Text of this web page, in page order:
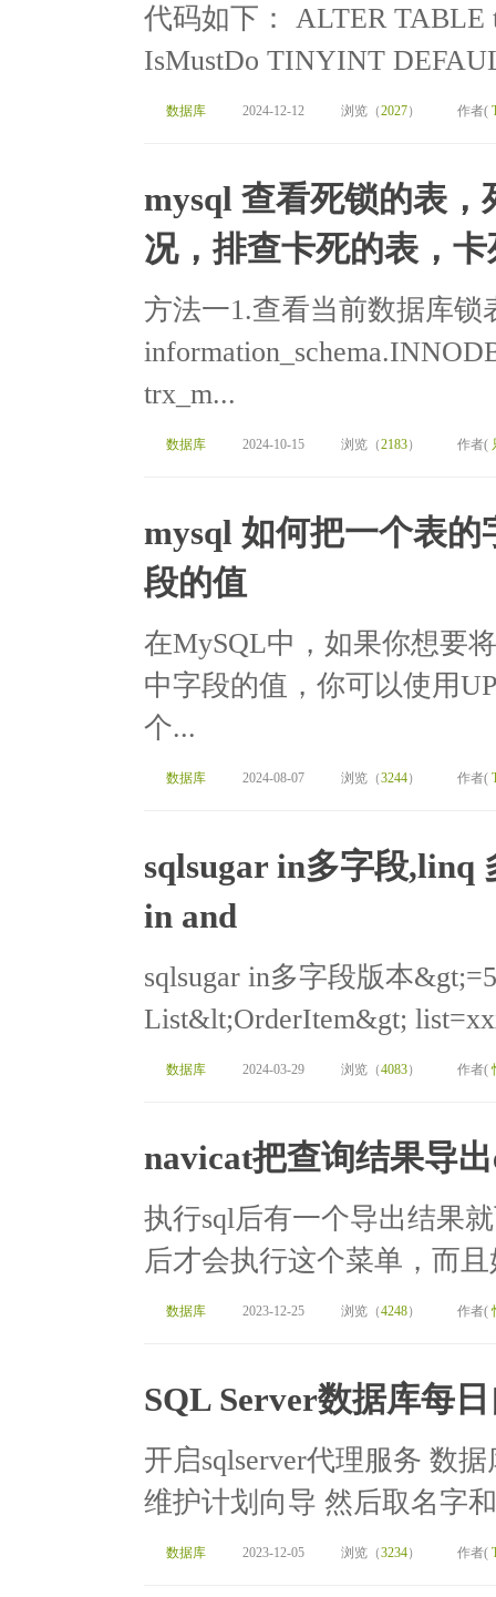
代码如下： ALTER TABLE
IsMustDo TINYINT
数据库 2024-12-12 浏览（2027） 作者(
mysql 查看死锁的表
况，排查卡死的表，
方法一1.查看当前数据库锁
trx_m...
数据库 2024-10-15 浏览（2183） 作者(
mysql 如何把一个表
段的值
在MySQL中，如果你想要
中字段的值，你可以使用
个...
数据库 2024-08-07 浏览（3244） 作者(
sqlsugar in多字段,linq
in and
sqlsugar in多字段版本
List&lt;OrderItem&gt;
数据库 2024-03-29 浏览（4083） 作者(
navicat把查询结果导
执行sql后有一个导出结果
后才会执行这个菜单，而
数据库 2023-12-25 浏览（4248） 作者(
SQL Server数据库每
开启sqlserver代理服务 数
维护计划向导 然后取名字
数据库 2023-12-05 浏览（3234） 作者(